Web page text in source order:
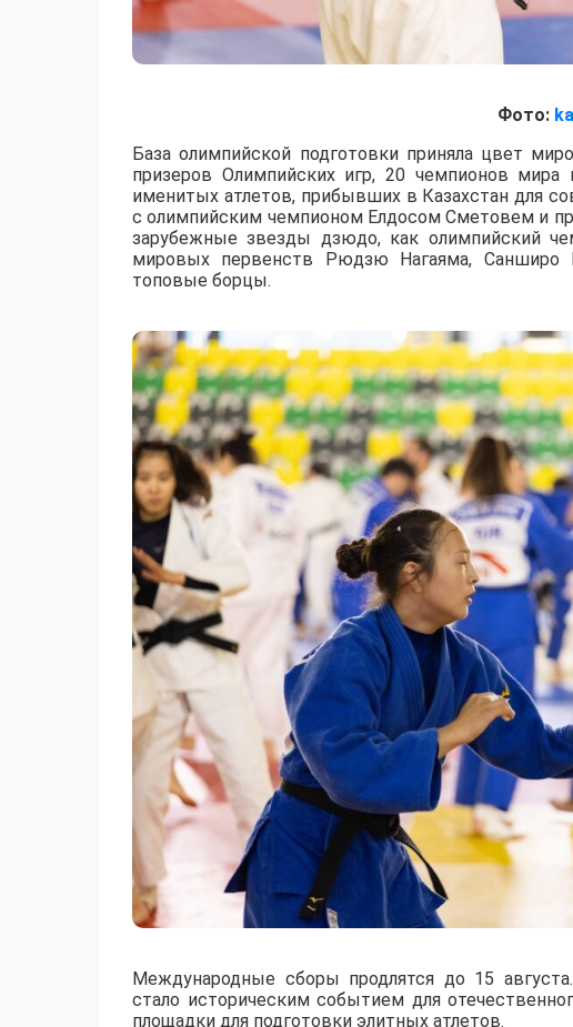
Фото:
База олимпийской подготовки приняла цвет
призеров Олимпийских игр, 20 чемпионов
именитых атлетов, прибывших в Казахстан для
с олимпийским чемпионом Елдосом Сметовем и
зарубежные звезды дзюдо, как олимпийский
мировых первенств Рюдзю Нагаяма, Санширо
топовые борцы.
Международные сборы продлятся до 15
стало историческим событием для
площадки для подготовки элитных атлетов.